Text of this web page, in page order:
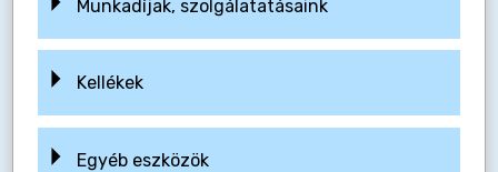
Munkadíjak, szolgálatatásaink
Kellékek
Egyéb eszközök